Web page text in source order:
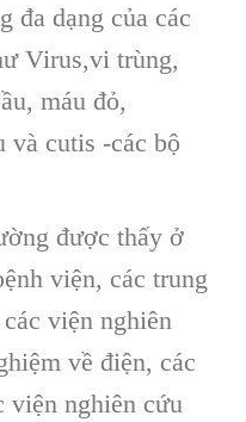
đa dạng của các
Virus,vi trùng,
máu đỏ,
và cutis -các bộ
được thấy ở
viện, các trung
viện nghiên
về điện, các
viện nghiên cứu